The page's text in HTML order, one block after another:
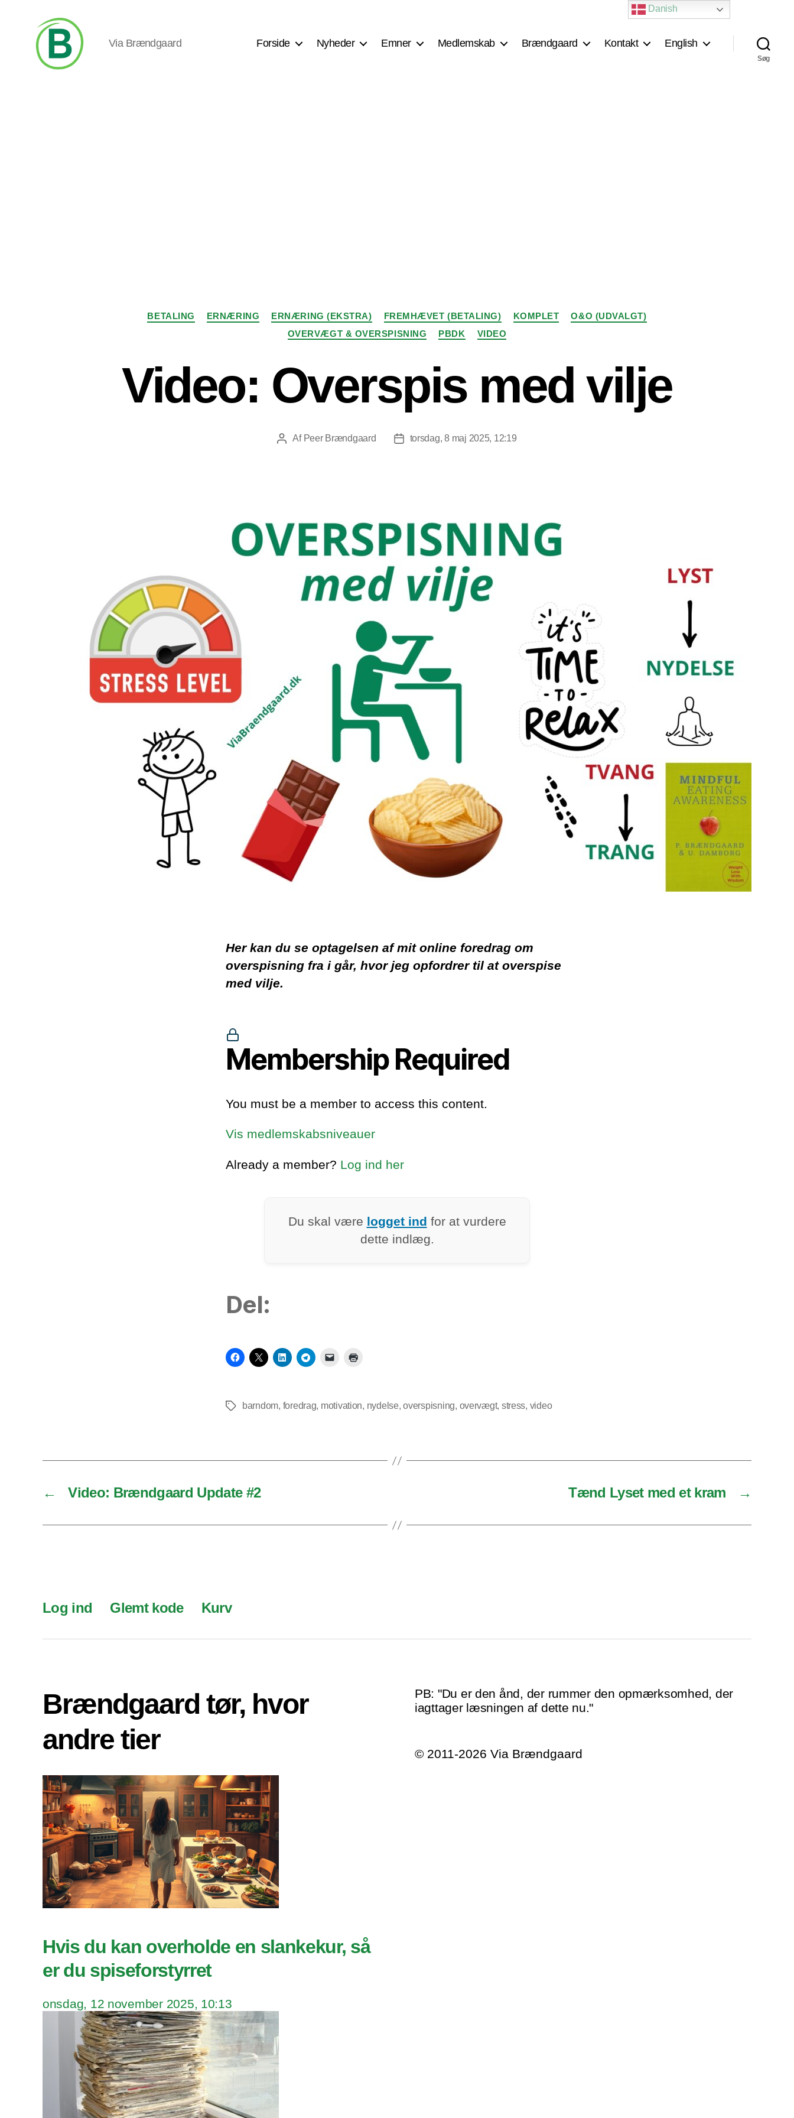
Via Brændgaard Forside Nyheder Emner Medlemskab Brændgaard Kontakt English
Søg
Kategorier
BETALING ERNÆRING ERNÆRING (EKSTRA) FREMHÆVET (BETALING) KOMPLET
O&O (UDVALGT)
OVERVÆGT & OVERSPISNING
PBDK VIDEO
Video: Overspis med vilje
Indlægsforfatter
Af Peer Brændgaard Indlægsdato
torsdag, 8 maj 2025, 12:19
Her kan du se optagelsen af mit online foredrag om
overspisning fra i går, hvor jeg opfordrer til at overspise
med vilje.
Membership Required
You must be a member to access this content.
Vis medlemskabsniveauer
Already a member? Log ind her
Du skal være logget ind for at vurdere
dette indlæg.
Del:
Tagsbarndom, foredrag, motivation, nydelse,overspisning, overvægt, stress, video
← Video: Brændgaard Update #2 →
Tænd Lyset med et kram
Log ind Glemt kode Kurv
Brændgaard tør, hvor
andre tier
Hvis du kan overholde en slankekur, så
er du spiseforstyrret
onsdag, 12 november 2025, 10:13
PB: "Du er den ånd, der rummer den opmærksomhed, der
iagttager læsningen af dette nu."
© 2011-2026 Via Brændgaard
Danish